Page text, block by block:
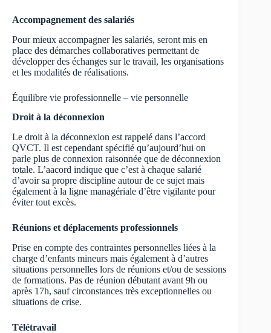
Accompagnement des salariés
Pour mieux accompagner les salariés, seront mis en
place des démarches collaboratives permettant de
développer des échanges sur le travail, les organisations
et les modalités de réalisations.
Équilibre vie professionnelle – vie personnelle
Droit à la déconnexion
Le droit à la déconnexion est rappelé dans l’accord
QVCT. Il est cependant spécifié qu’aujourd’hui on
parle plus de connexion raisonnée que de déconnexion
totale. L’aacord indique que c’est à chaque salarié
d’avoir sa propre discipline autour de ce sujet mais
également à la ligne managériale d’être vigilante pour
éviter tout excès.
Réunions et déplacements professionnels
Prise en compte des contraintes personnelles liées à la
charge d’enfants mineurs mais également à d’autres
situations personnelles lors de réunions et/ou de sessions
de formations. Pas de réunion débutant avant 9h ou
après 17h, sauf circonstances très exceptionnelles ou
situations de crise.
Télétravail